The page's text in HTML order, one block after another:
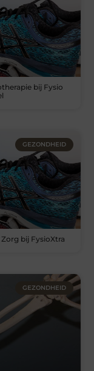
bij Fysio
GEZONDHEID
bij FysioXtra
GEZONDHEID